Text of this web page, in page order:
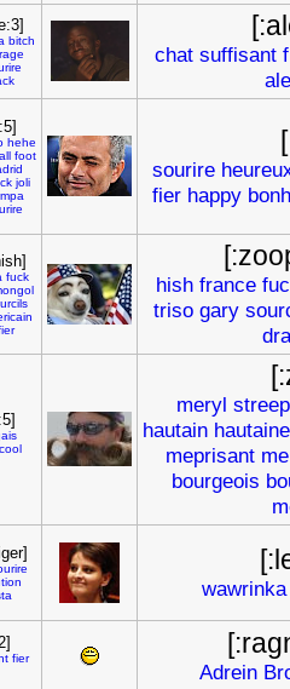
bitch
rage
chat suffisant
hehe
foot
joli
sourire
fier happy
fuck
hish france
triso gary
cool
meryl streep
hautain hautaine
meprisant
bourgeois
wawrinka
fier
Adrein